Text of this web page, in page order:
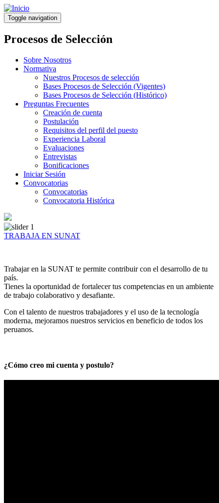
Pasar
al
contenido
principal
Toggle navigation
Procesos de Selección
Sobre Nosotros
Normativa
Nuestros Procesos de selección
Bases Procesos de Selección (Vigentes)
Bases Procesos de Selección (Histórico)
Preguntas Frecuentes
Creación de cuenta
Postulación
Requisitos del perfil del puesto
Experiencia Laboral
Evaluaciones
Entrevistas
Bonificaciones
Iniciar Sesión
Convocatorias
Convocatorias
Convocatoria Histórica
TRABAJA EN SUNAT
Trabajar en la SUNAT te permite contribuir con el desarrollo de tu
país.
Tienes la oportunidad de fortalecer tus competencias en un ambiente
de trabajo colaborativo y desafiante.
Con el talento de nuestros trabajadores y el uso de la tecnología
moderna, mejoramos nuestros servicios en beneficio de todos los
peruanos.
¿Cómo creo mi cuenta y postulo?